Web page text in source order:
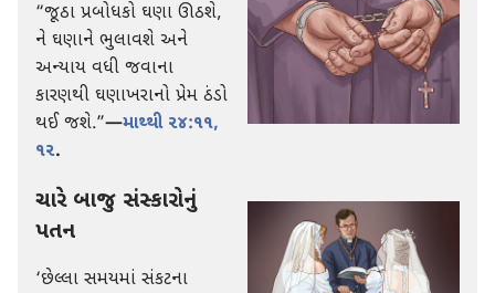
“જૂઠા પ્રબોધકો ઘણા ઊઠશે,
ને ઘણાને ભુલાવશે અને
અન્યાય વધી જવાના
કારણથી ઘણાખરાનો પ્રેમ ઠંડો
થઈ જશે.”—માથ્થી ૨૪:૧૧,
૧૨.
ચારે બાજુ સંસ્કારોનું
પતન
‘છેલ્લા સમયમાં સંકટના